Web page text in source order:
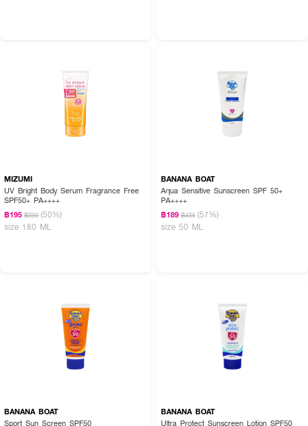
MIZUMI
UV Bright Body Serum Fragrance Free
SPF50+ PA++++
฿195 ฿390 (50%)
size 180 ML
BANANA BOAT
Aqua Sensitive Sunscreen SPF 50+
PA++++
฿189 ฿435 (57%)
size 50 ML
BANANA BOAT
Sport Sun Screen SPF50
BANANA BOAT
Ultra Protect Sunscreen Lotion SPF50